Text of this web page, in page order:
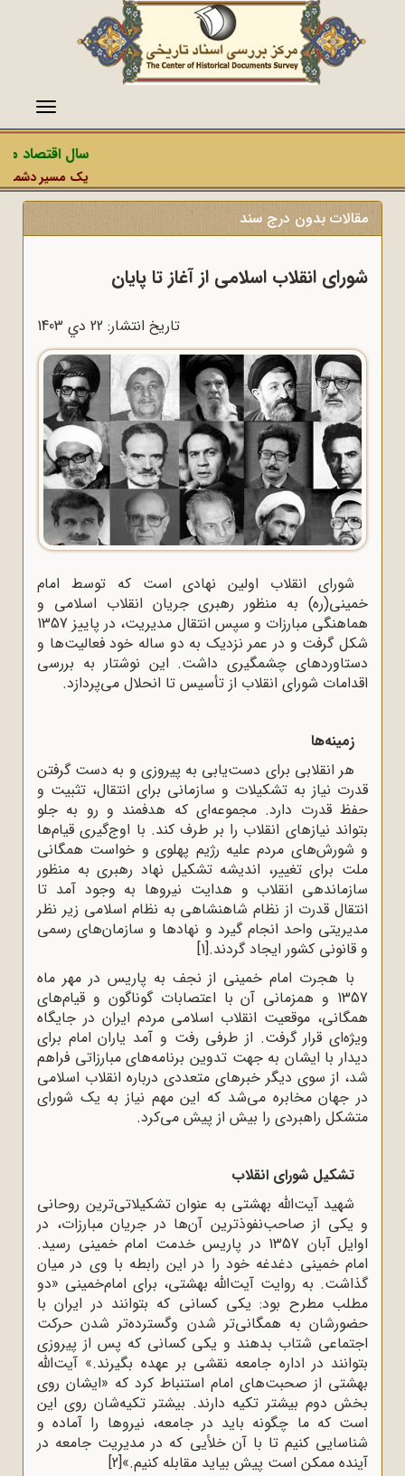
منو
سال اقتصاد
یک مسیر دشمن،
مقالات بدون درج سند
شورای انقلاب اسلامی از آغاز تا پایان
تاریخ انتشار: 22 دي 1403
شورای انقلاب اولین نهادی است که توسط امام
خمینی(ره) به منظور رهبری جریان انقلاب اسلامی و
هماهنگی مبارزات و سپس انتقال مدیریت، در پاییز 1357
شکل گرفت و در عمر نزدیک به دو ساله خود فعالیت‌ها و
دستاوردهای چشمگیری داشت. این نوشتار به بررسی
اقدامات شورای انقلاب از تأسیس تا انحلال می‌پردازد.
زمینه‌ها
هر انقلابی برای دست‌یابی به پیروزی و به دست گرفتن
قدرت نیاز به تشکیلات و سازمانی برای انتقال، تثبیت و
حفظ قدرت دارد. مجموعه‌ای که هدفمند و رو به جلو
بتواند نیازهای انقلاب را بر طرف کند. با اوج‌گیرى قیام‌ها
و شورش‌هاى مردم علیه رژیم پهلوی و خواست همگانى
ملت براى تغییر، اندیشه‌ تشکیل نهاد رهبرى به منظور
سازماندهى انقلاب و هدایت نیروها به وجود آمد تا
انتقال قدرت از نظام شاهنشاهى به نظام اسلامى زیر نظر
مدیریتى واحد انجام گیرد و نهادها و سازمان‌هاى رسمى
و قانونى کشور ایجاد گردند.[1]
با هجرت امام خمینی از نجف به پاریس در مهر ماه
1357 و همزمانی آن با اعتصابات گوناگون و قیام‌های
همگانی، موقعیت انقلاب اسلامی مردم ایران در جایگاه
ویژه‌ای قرار گرفت. از طرفی رفت ‌و آمد یاران امام برای
دیدار با ایشان به جهت تدوین برنامه‌های مبارزاتی فراهم
شد، از سوی دیگر خبرهای متعددی درباره انقلاب اسلامی
در جهان مخابره می‌شد که این مهم نیاز به یک شورای
متشکل راهبردی را بیش از پیش می‌کرد.
تشکیل شورای انقلاب
شهید آیت‌الله بهشتی‌ به‌ عنوان‌ تشکیلاتی‌ترین‌ روحانی‌
و یکی‌ از صاحب‌نفوذترین‌ آن‌ها در جریان مبارزات، در
اوایل‌ آبان‌ 1357 در پاریس‌ خدمت‌ امام‌ خمینی‌ رسید.
امام‌ خمینی‌ دغدغه‌ ‌خود را در این‌ رابطه‌ با وی‌ در میان‌
گذاشت‌. به‌ روایت‌ آیت‌الله بهشتی‌، برای‌ امام‌خمینی‌ «دو
مطلب‌ مطرح‌ بود: یکی‌ کسانی‌ که‌ بتوانند در ایران‌ با
حضورشان‌ به‌ همگانی‌تر شدن‌ وگسترده‌تر شدن‌ حرکت‌
اجتماعی‌ شتاب‌ بدهند و یکی‌ کسانی‌ که‌ پس‌ از پیروزی‌
بتوانند در اداره‌‌ جامعه‌ نقشی‌ بر عهده‌ بگیرند.» آیت‌الله
بهشتی‌ از صحبت‌های‌ امام‌ استنباط‌ کرد که‌ «ایشان‌ روی‌
بخش‌ دوم‌ بیشتر تکیه‌ دارند. بیشتر تکیه‌شان‌ روی‌ این‌
است‌ که‌ ما چگونه‌ باید در جامعه‌، نیروها را آماده‌ و
شناسایی‌ کنیم‌ تا با آن‌ خلأیی‌ که‌ در مدیریت ‌جامعه‌ در
آینده‌ ممکن‌ است‌ پیش‌ بیاید مقابله‌ کنیم.‌»[2]